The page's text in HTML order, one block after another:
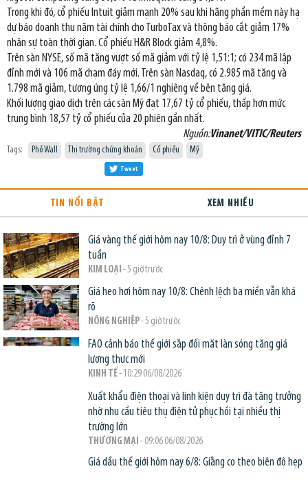
Trong khi đó, cổ phiếu Intuit giảm mạnh 20% sau khi hãng phần mềm này hạ
dự báo doanh thu năm tài chính cho TurboTax và thông báo cắt giảm 17%
nhân sự toàn thời gian. Cổ phiếu H&R Block giảm 4,8%.
Trên sàn NYSE, số mã tăng vượt số mã giảm với tỷ lệ 1,51:1; có 234 mã lập
đỉnh mới và 106 mã chạm đáy mới. Trên sàn Nasdaq, có 2.985 mã tăng và
1.798 mã giảm, tương ứng tỷ lệ 1,66/1 nghiêng về bên tăng giá.
Khối lượng giao dịch trên các sàn Mỹ đạt 17,67 tỷ cổ phiếu, thấp hơn mức
trung bình 18,57 tỷ cổ phiếu của 20 phiên gần nhất.
Nguồn:Vinanet/VITIC/Reuters
Tags: Phố Wall Thị trường chứng khoán Cổ phiếu Mỹ
Tweet
TIN NỔI BẬT XEM NHIỀU
Giá vàng thế giới hôm nay 10/8: Duy trì ở vùng đỉnh 7
tuần
KIM LOẠI - 5 giờ trước
Giá heo hơi hôm nay 10/8: Chênh lệch ba miền vẫn khá
rõ
NÔNG NGHIỆP- 5 giờ trước
FAO cảnh báo thế giới sắp đối mặt làn sóng tăng giá
lương thực mới
KINH TẾ- 10:29 06/08/2026
Xuất khẩu điện thoại và linh kiện duy trì đà tăng trưởng
nhờ nhu cầu tiêu thụ điện tử phục hồi tại nhiều thị
trường lớn
THƯƠNG MẠI - 09:06 06/08/2026
Giá dầu thế giới hôm nay 6/8: Giằng co theo biên độ hẹp